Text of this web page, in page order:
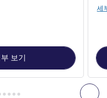
다
1 KING, Floors 2-8, City
보기
세